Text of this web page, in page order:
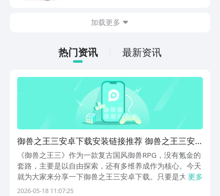
关内容。其实在体验一款游戏的时候，只
让玩家更好的去体验游戏，下面就针对灵
兽大冒险做相关内容的介绍。
加载更多
热门资讯 最新资讯
御兽之王三安卓下载安装链接推荐 御兽之王三安
卓手机版本在哪里下载
《御兽之王三》作为一款复古国风御兽RPG，没有氪金的
套路，主要是以自由探索，还有多维养成作为核心。今天
就为大家来分享一下御兽之王三安卓下载。只要是大家对
这款游戏感兴趣，那就可以通过以下的链接下载，在这里
更多
2026-05-18 11:07:25